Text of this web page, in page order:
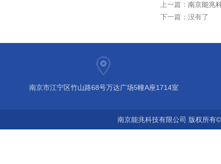
上一篇： 南京能兆
下一篇：没有了
南京市江宁区竹山路68号万达广场5幢A座1714室
南京能兆科技有限公司 版权所有